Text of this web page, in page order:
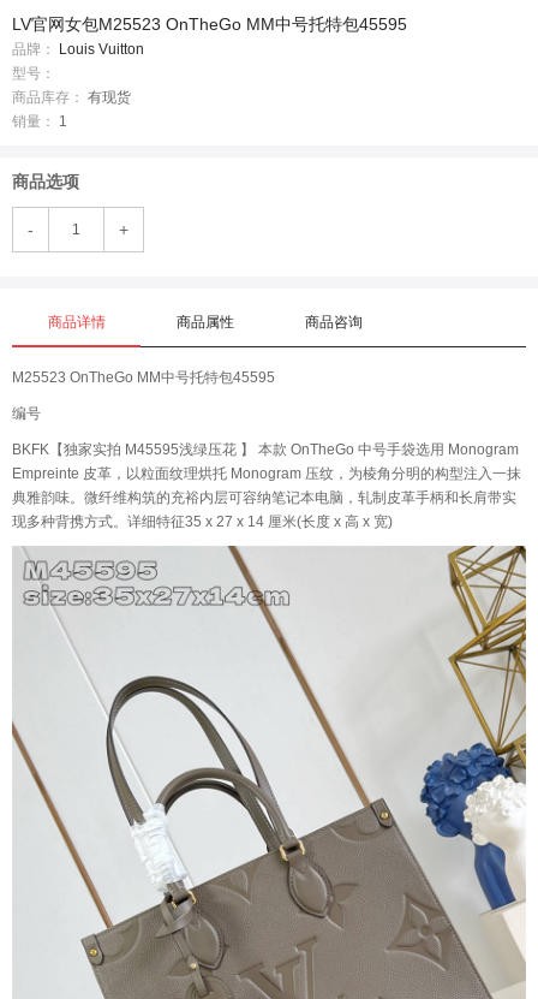
LV官网女包M25523 OnTheGo MM中号托特包45595
品牌：
Louis Vuitton
型号：
商品库存： 有现货
销量：
1
商品选项
- +
商品详情 商品属性 商品咨询
M25523 OnTheGo MM中号托特包45595
编号
BKFK【独家实拍 M45595浅绿压花 】 本款 OnTheGo 中号手袋选用 Monogram
Empreinte 皮革，以粒面纹理烘托 Monogram 压纹，为棱角分明的构型注入一抹
典雅韵味。微纤维构筑的充裕内层可容纳笔记本电脑，轧制皮革手柄和长肩带实
现多种背携方式。详细特征35 x 27 x 14 厘米(长度 x 高 x 宽)